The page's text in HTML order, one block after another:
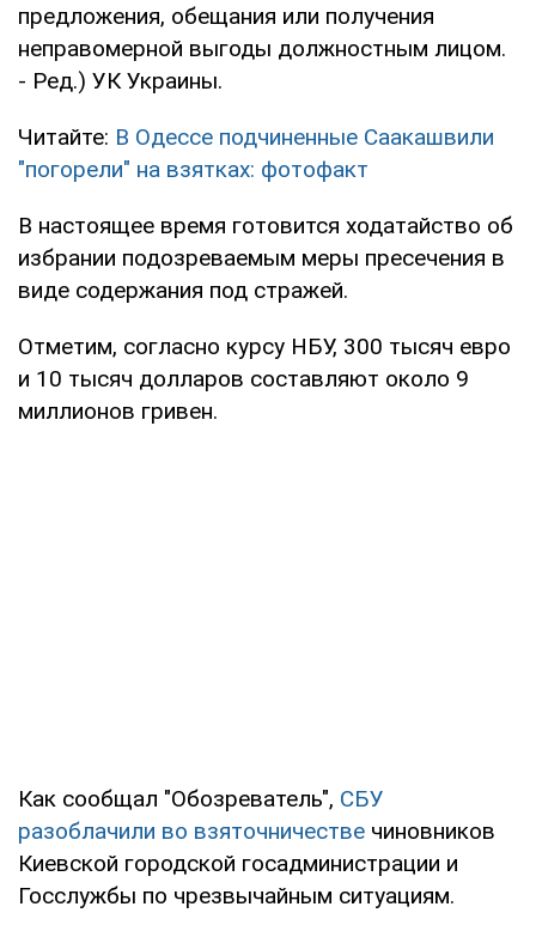
предложения, обещания или получения
неправомерной выгоды должностным лицом.
- Ред.) УК Украины.
Читайте: В Одессе подчиненные Саакашвили
"погорели" на взятках: фотофакт
В настоящее время готовится ходатайство об
избрании подозреваемым меры пресечения в
виде содержания под стражей.
Отметим, согласно курсу НБУ, 300 тысяч евро
и 10 тысяч долларов составляют около 9
миллионов гривен.
Как сообщал "Обозреватель", СБУ
разоблачили во взяточничестве чиновников
Киевской городской госадминистрации и
Госслужбы по чрезвычайным ситуациям.